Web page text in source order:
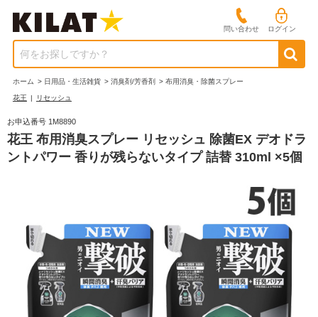
問い合わせ ログイン
何をお探しですか？
ホーム > 日用品・生活雑貨 > 消臭剤/芳香剤 > 布用消臭・除菌スプレー
花王 | リセッシュ
お申込番号 1M8890
花王 布用消臭スプレー リセッシュ 除菌EX デオドラ
ントパワー 香りが残らないタイプ 詰替 310ml ×5個